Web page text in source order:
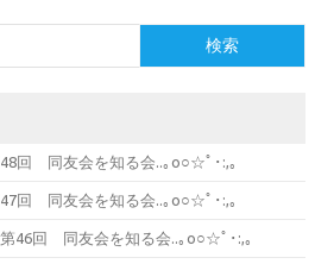
検索
回 同友会を知る会..｡o○☆ﾟ･:,｡
回 同友会を知る会..｡o○☆ﾟ･:,｡
回 同友会を知る会..｡o○☆ﾟ･:,｡